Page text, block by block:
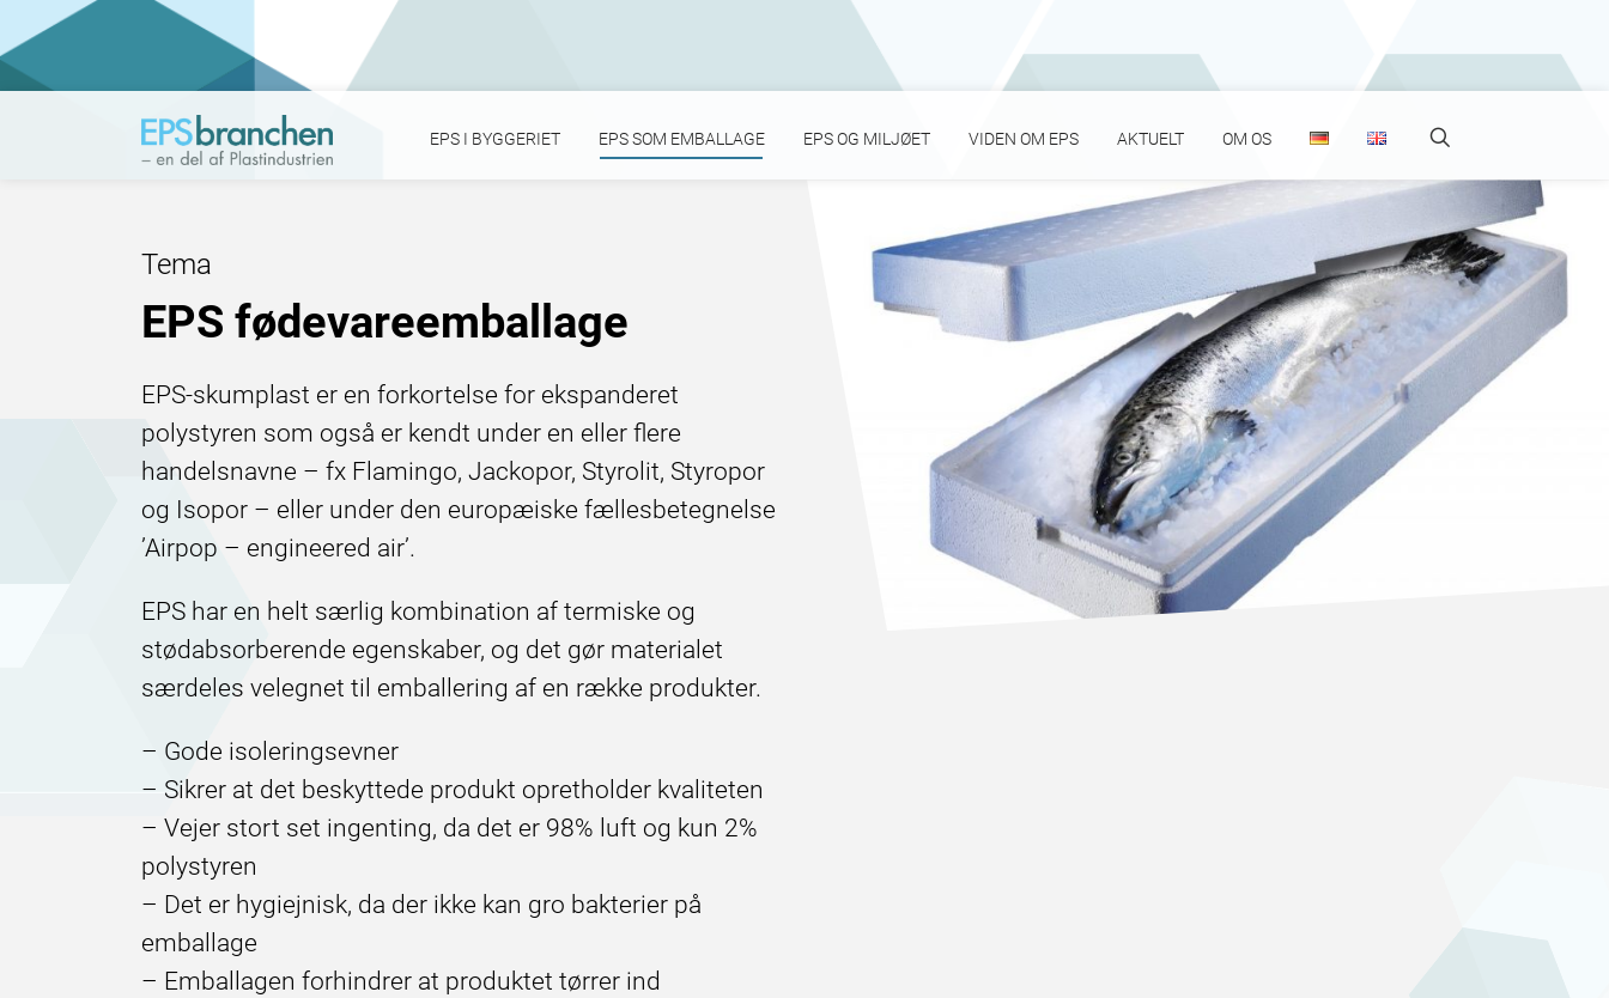
EPS I BYGGERIET EPS SOM EMBALLAGE EPS OG MILJØET VIDEN OM EPS AKTUELT OM OS
Tema
EPS fødevareemballage
EPS-skumplast er en forkortelse for ekspanderet
polystyren som også er kendt under en eller flere
handelsnavne – fx Flamingo, Jackopor, Styrolit, Styropor
og Isopor – eller under den europæiske fællesbetegnelse
’Airpop – engineered air’.
EPS har en helt særlig kombination af termiske og
stødabsorberende egenskaber, og det gør materialet
særdeles velegnet til emballering af en række produkter.
– Gode isoleringsevner
– Sikrer at det beskyttede produkt opretholder kvaliteten
– Vejer stort set ingenting, da det er 98% luft og kun 2%
polystyren
– Det er hygiejnisk, da der ikke kan gro bakterier på
emballage
– Emballagen forhindrer at produktet tørrer ind